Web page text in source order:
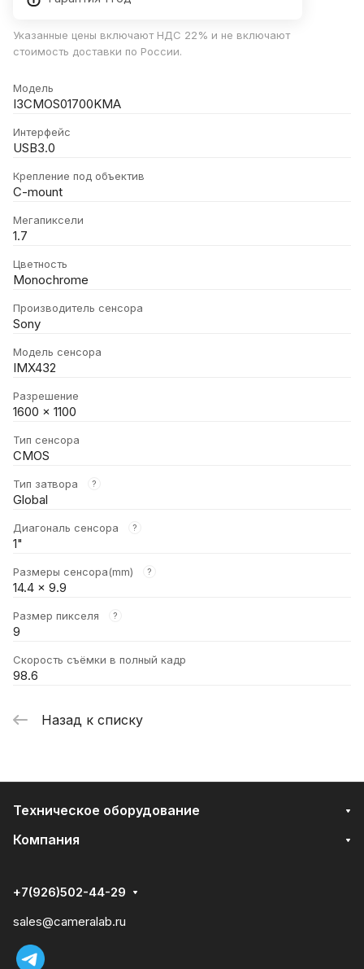
Указанные цены включают НДС 22% и не включают
стоимость доставки по России.
Модель
I3CMOS01700KMA
Интерфейс
USB3.0
Крепление под объектив
C-mount
Мегапиксели
1.7
Цветность
Monochrome
Производитель сенсора
Sony
Модель сенсора
IMX432
Разрешение
1600 × 1100
Тип сенсора
CMOS
Тип затвора ?
Global
Диагональ сенсора ?
1"
Размеры сенсора(mm) ?
14.4 × 9.9
Размер пикселя ?
9
Скорость съёмки в полный кадр
98.6
Назад к списку
Техническое оборудование
Компания
+7(926)502-44-29
sales@cameralab.ru